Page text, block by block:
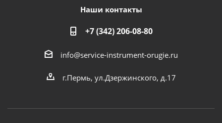
Наши контакты
+7 (342) 206-08-80
info@service-instrument-orugie.ru
г.Пермь, ул.Дзержинского, д.17